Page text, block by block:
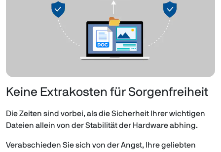
Keine Extrakosten für Sorgenfreiheit
Die Zeiten sind vorbei, als die Sicherheit Ihrer wichtigen
Dateien allein von der Stabilität der Hardware abhing.
Verabschieden Sie sich von der Angst, Ihre geliebten